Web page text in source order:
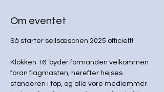
Om eventet
Så starter sejlsæsonen 2025 officielt!
Klokken 16. byder formanden velkommen
foran flagmasten, herefter hejses
standeren i top, og alle vore medlemmer